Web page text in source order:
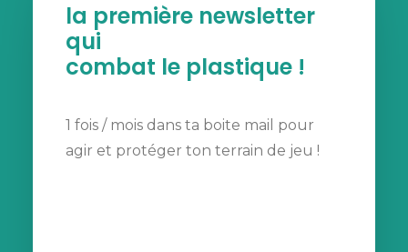
la première newsletter
qui
combat le plastique !
1 fois / mois dans ta boite mail pour
agir et protéger ton terrain de jeu !